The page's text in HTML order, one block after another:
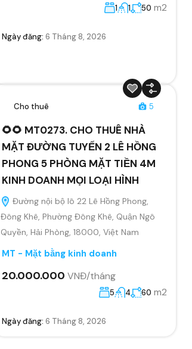
1 1 50 m2
Ngày đăng: 6 Tháng 8, 2026
Cho thuê 5
🌻🌻 MT0273. CHO THUÊ NHÀ
MẶT ĐƯỜNG TUYẾN 2 LÊ HỒNG
PHONG 5 PHÒNG MẶT TIỀN 4M
KINH DOANH MỌI LOẠI HÌNH
Đường nội bộ lô 22 Lê Hồng Phong,
Đông Khê, Phường Đông Khê, Quận Ngô
Quyền, Hải Phòng, 18000, Việt Nam
MT - Mặt bằng kinh doanh
20.000.000 VNĐ/tháng
5 4 60 m2
Ngày đăng: 6 Tháng 8, 2026